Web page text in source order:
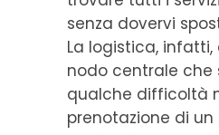
senza dovervi
La logistica, infatti,
nodo centrale che
qualche difficoltà
prenotazione di